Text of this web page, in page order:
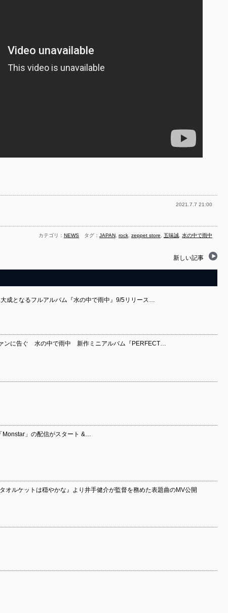
2021.7.7 21:00
カテゴリ： NEWS タグ： JAPAN rock zeppet store 五味誠 水の中で雨中
新しい記事
成となるフルアルバム『水の中で雨中』9/5リリース…
ァンに告ぐ 水の中で雨中 新作ミニアルバム『PERFECT…
Monstar」の配信がスタート &…
オルケットは穏やかな』より井手健介が監督を務めた表題曲のMV公開